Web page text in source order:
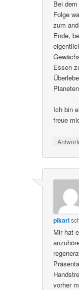
Bei
Folge
zum
Ende,
Essen
Ich bin
freue
pikarl
Mir hat
vorher